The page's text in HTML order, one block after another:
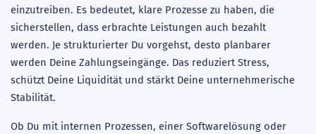
einzutreiben. Es bedeutet, klare Prozesse zu haben, die
sicherstellen, dass erbrachte Leistungen auch bezahlt
werden. Je strukturierter Du vorgehst, desto planbarer
werden Deine Zahlungseingänge. Das reduziert Stress,
schützt Deine Liquidität und stärkt Deine unternehmerische
Stabilität.
Ob Du mit internen Prozessen, einer Softwarelösung oder